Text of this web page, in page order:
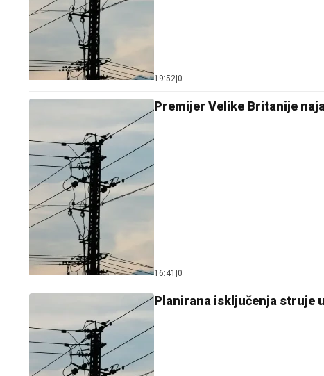
19:52 0
Premijer Velike Britanije
16:41 0
Planirana isključenja struje